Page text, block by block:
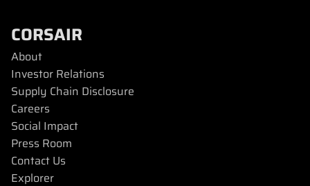
CORSAIR
About
Investor Relations
Supply Chain Disclosure
Careers
Social Impact
Press Room
Contact Us
Explorer